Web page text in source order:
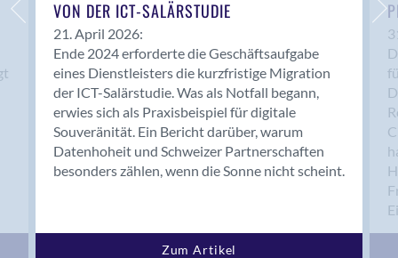
Bern 15
Bern 22
Bern 65
Bern 9
Bern-Zollikofen
Biel/Bienne
Binningen
Birsfelden
VON DER ICT-SALÄRSTUDIE
21. April 2026:
Ende 2024 erforderte die Geschäftsaufgabe
eines Dienstleisters die kurzfristige Migration
der ICT-Salärstudie. Was als Notfall begann,
erwies sich als Praxisbeispiel für digitale
Souveränität. Ein Bericht darüber, warum
Datenhoheit und Schweizer Partnerschaften
besonders zählen, wenn die Sonne nicht scheint.
Zum Artikel